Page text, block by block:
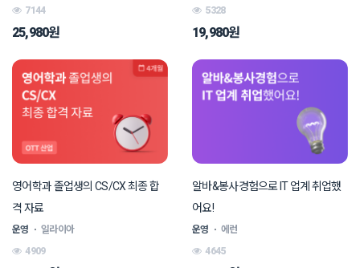
7144
25,980원
5328
19,980원
영어학과 졸업생의 CS/CX 최종 합
격 자료
운영 ㆍ 일라이아
4909
알바&봉사경험으로 IT 업계 취업했
어요!
운영 ㆍ 에런
4645